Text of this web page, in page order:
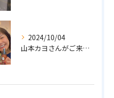
2024/10/04
山本カヨさんがご来店💓